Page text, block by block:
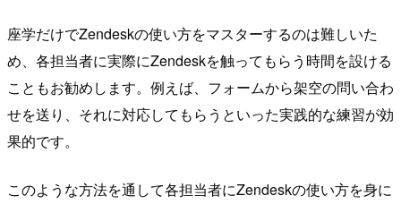
座学だけでZendeskの使い方をマスターするのは難しいた
め、各担当者に実際にZendeskを触ってもらう時間を設ける
こともお勧めします。例えば、フォームから架空の問い合わ
せを送り、それに対応してもらうといった実践的な練習が効
果的です。
このような方法を通して各担当者にZendeskの使い方を身に